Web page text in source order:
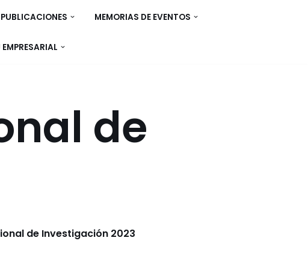
PUBLICACIONES
MEMORIAS DE EVENTOS
de
de Investigación 2023